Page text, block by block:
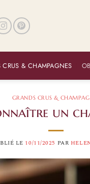
CRUS & CHAMPAGNES
GRANDS CRUS &
un
LE 10/11/2025 PAR